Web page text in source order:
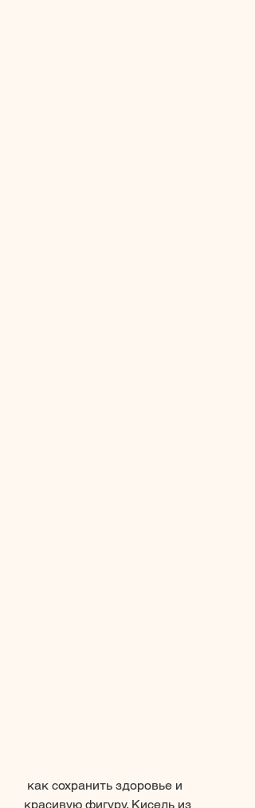
красивую фигуру. Кисель из